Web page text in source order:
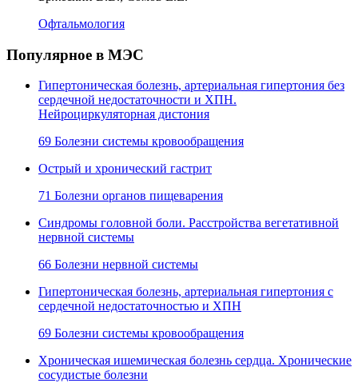
Офтальмология
Популярное в МЭС
Гипертоническая болезнь, артериальная гипертония без
сердечной недостаточности и ХПН.
Нейроциркуляторная дистония
69 Болезни системы кровообращения
Острый и хронический гастрит
71 Болезни органов пищеварения
Синдромы головной боли. Расстройства вегетативной
нервной системы
66 Болезни нервной системы
Гипертоническая болезнь, артериальная гипертония с
сердечной недостаточностью и ХПН
69 Болезни системы кровообращения
Хроническая ишемическая болезнь сердца. Хронические
сосудистые болезни